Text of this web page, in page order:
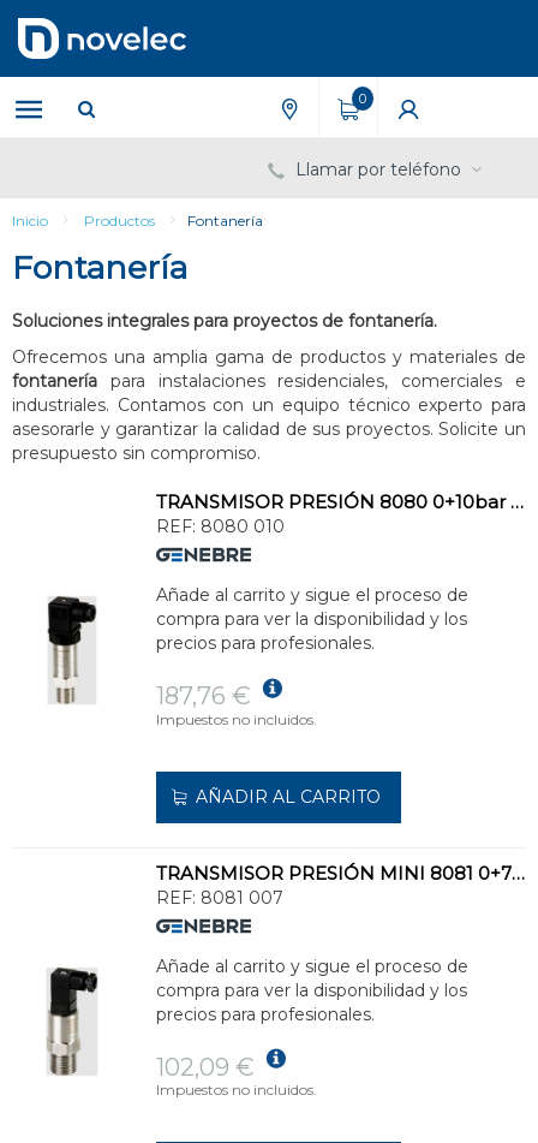
contenido
menú
de
navegación
0
Llamar por teléfono
Inicio Productos Fontanería
Fontanería
Soluciones integrales para proyectos de fontanería.
Ofrecemos una amplia gama de productos y materiales de
fontanería para instalaciones residenciales, comerciales e
industriales. Contamos con un equipo técnico experto para
asesorarle y garantizar la calidad de sus proyectos. Solicite un
presupuesto sin compromiso.
TRANSMISOR PRESIÓN 8080 0+10bar INOXIDABLE
REF: 8080 010
Añade al carrito y sigue el proceso de
compra para ver la disponibilidad y los
precios para profesionales.
187,76 €
Impuestos no incluidos.
AÑADIR AL CARRITO
TRANSMISOR PRESIÓN MINI 8081 0+7bar INOXIDABLE
REF: 8081 007
Añade al carrito y sigue el proceso de
compra para ver la disponibilidad y los
precios para profesionales.
102,09 €
Impuestos no incluidos.